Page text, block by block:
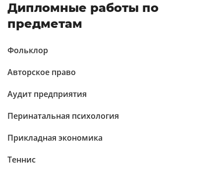
Дипломные работы по
предметам
Фольклор
Авторское право
Аудит предприятия
Перинатальная психология
Прикладная экономика
Теннис